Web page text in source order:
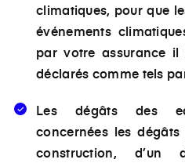
climatiques, pour que
événements
par votre assurance
déclarés comme tels
Les dégâts des
concernées les
construction, d’un